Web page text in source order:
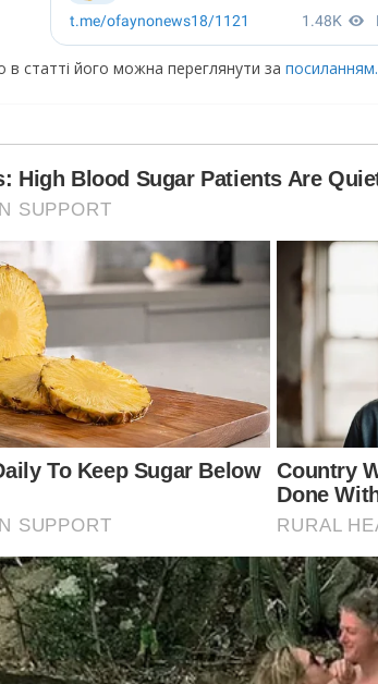
в статті його можна переглянути за посиланням.